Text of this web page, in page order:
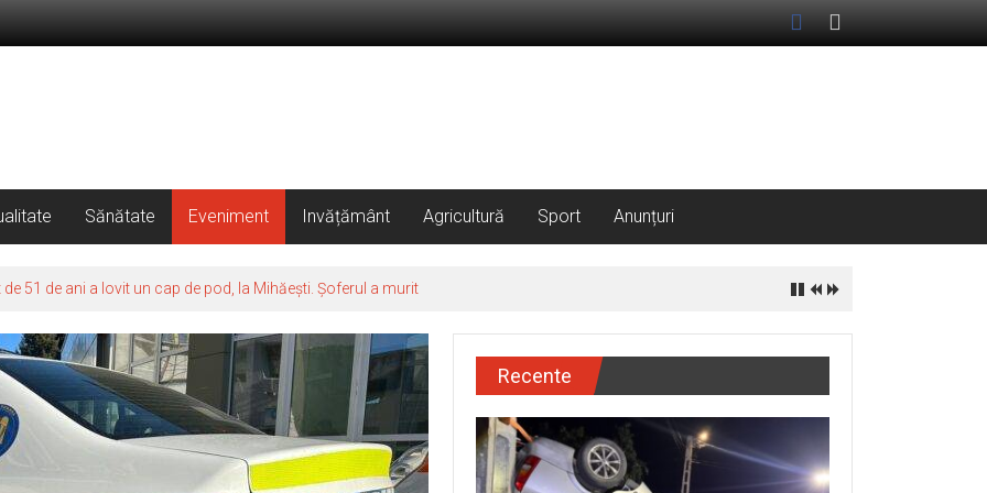
Sănătate Eveniment Invățământ Agricultură Sport Anunțuri
51 de ani a lovit un cap de pod, la Mihăești. Șoferul a murit
Recente